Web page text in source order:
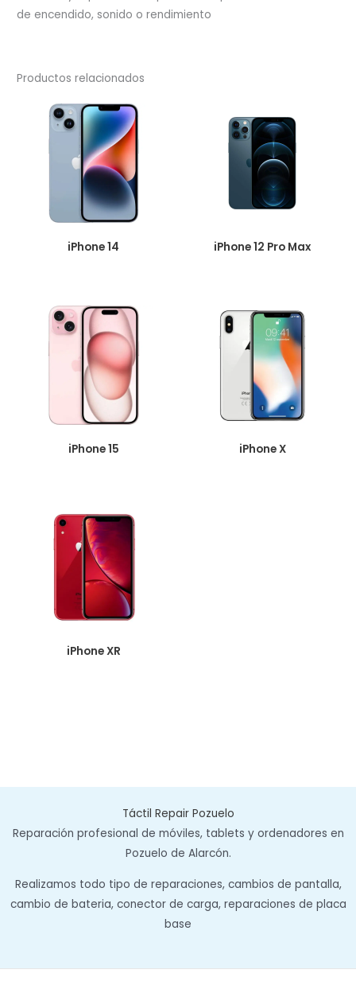
de encendido, sonido o rendimiento
Productos relacionados
iPhone 14 iPhone 12 Pro Max
iPhone 15 iPhone X
iPhone XR
Táctil Repair Pozuelo
Reparación profesional de móviles, tablets y ordenadores en
Pozuelo de Alarcón.
Realizamos todo tipo de reparaciones, cambios de pantalla,
cambio de bateria, conector de carga, reparaciones de placa
base